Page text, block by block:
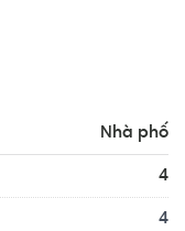
Nhà phố
4
4